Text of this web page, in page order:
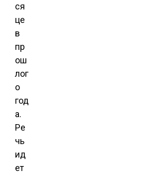
ся
це
в
пр
ош
лог
о
год
а.
Ре
чь
ид
ет